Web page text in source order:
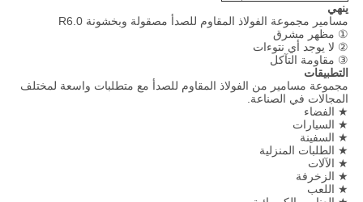
ينهي
مسامير مجموعة الفولاذ المقاوم للصدأ مصقولة وبخشونة R6.0
① مظهر مشرق
② لا يوجد أي نتوءات
③ مقاومة التآكل
التطبيقات
مجموعة مسامير من الفولاذ المقاوم للصدأ مع متطلبات واسعة لمختلف
المجالات في الصناعة.
★ الفضاء
★ السيارات
★ السفينة
★ الطلبات المنزلية
★ الآلات
★ الزخرفة
★ اللعب